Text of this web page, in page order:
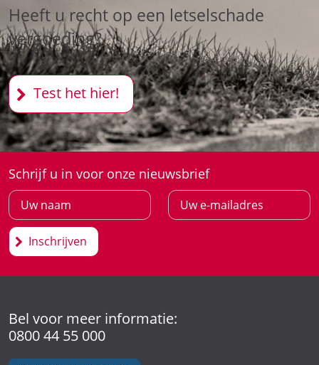
Heeft u recht op een letselschade
vergoeding?
Test het hier!
Schrijf u in voor onze nieuwsbrief
Inschrijven
Bel voor meer informatie:
0800 44 55 000